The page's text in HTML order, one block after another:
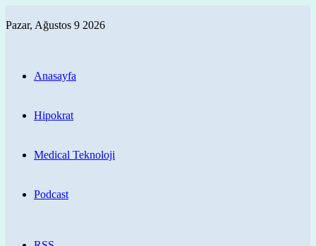
Pazar, Ağustos 9 2026
Anasayfa
Hipokrat
Medical Teknoloji
Podcast